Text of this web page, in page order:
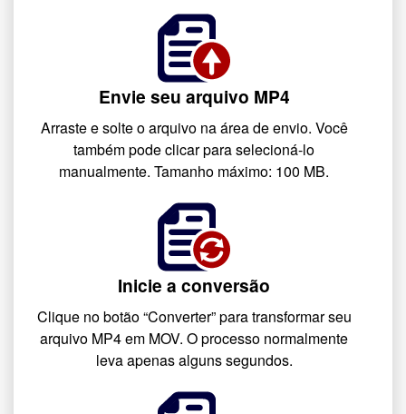
Envie seu arquivo MP4
Arraste e solte o arquivo na área de envio. Você
também pode clicar para selecioná-lo
manualmente. Tamanho máximo: 100 MB.
Inicie a conversão
Clique no botão “Converter” para transformar seu
arquivo MP4 em MOV. O processo normalmente
leva apenas alguns segundos.